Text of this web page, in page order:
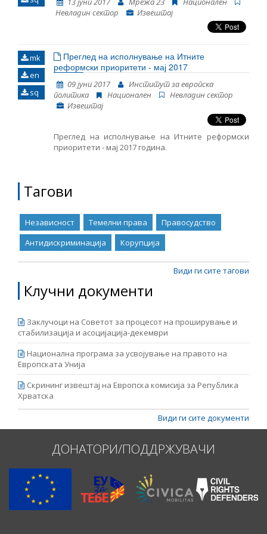
Невладин сектор
Извештај
mk
en
sq
Преглед на исполнување на Итните
реформски приоритети - мај 2017
09 јуни 2017
Институт за европска
политика
Национален
Невладин сектор
Извештај
Преглед на исполнување на Итните реформски
приоритети - мај 2017 година.
Тагови
Независност Темелни права
Правосудство
Антидискриминација
Корупција
Види ги сите тагови
Клучни документи
Заклучоци на Советот за процесот на проширување и
стабилизација и асоцијација-декември
Национална програма за усвојување на правото на
Европската Унија
Скрининг извештај на Европска комисија за Република
Хрватска
Види ги сите документи
ДОНАТОРИ/ПОДДРЖУВАЧИ